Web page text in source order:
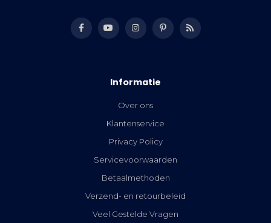
Informatie
Over ons
Klantenservice
Privacy Policy
Servicevoorwaarden
Betaalmethoden
Verzend- en retourbeleid
Veel Gestelde Vragen